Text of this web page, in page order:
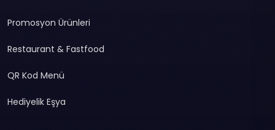
Promosyon Ürünleri
Restaurant & Fastfood
QR Kod Menü
Hediyelik Eşya